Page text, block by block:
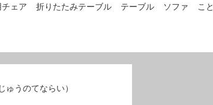
ェア 折りたたみテーブル テーブル ソファ
こと
ゅうのてならい）